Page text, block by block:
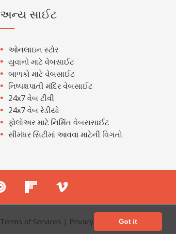
Got it
અન્ય સાઈટ
ઓનલાઇન સ્ટોર
યુવાનો માટે વેબસાઈટ
બાળકો માટે વેબસાઈટ
નિષ્પક્ષપાતી મંદિર વેબસાઈટ
24x7 વેબ ટીવી
24x7 વેબ રેડીયો
ફોલોઅર માટે નિર્મિત વેબસસાઈટ
સીમંધર સિટીમાં આવવા માટેની વિગતો
Terms of Services | Privacy Policy